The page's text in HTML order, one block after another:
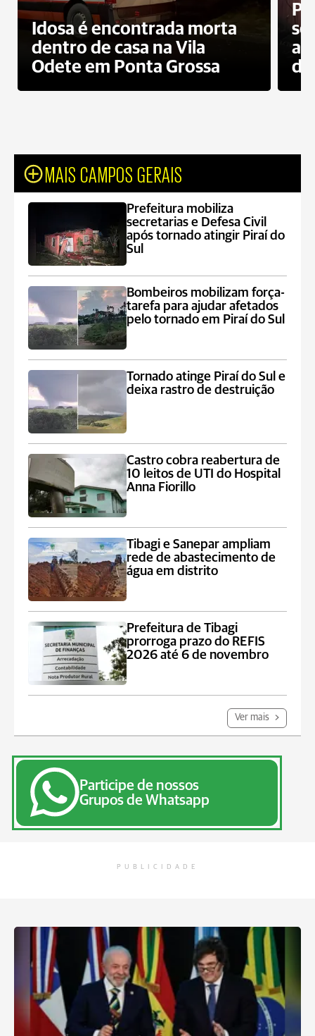
Idosa é encontrada morta
dentro de casa na Vila
Odete em Ponta Grossa
do
MAIS CAMPOS GERAIS
Prefeitura mobiliza
secretarias e Defesa Civil
após tornado atingir Piraí do
Sul
Bombeiros mobilizam força-
tarefa para ajudar afetados
pelo tornado em Piraí do Sul
Tornado atinge Piraí do Sul e
deixa rastro de destruição
Castro cobra reabertura de
10 leitos de UTI do Hospital
Anna Fiorillo
Tibagi e Sanepar ampliam
rede de abastecimento de
água em distrito
Prefeitura de Tibagi
prorroga prazo do REFIS
2026 até 6 de novembro
Ver mais
Participe de nossos
Grupos de Whatsapp
PUBLICIDADE